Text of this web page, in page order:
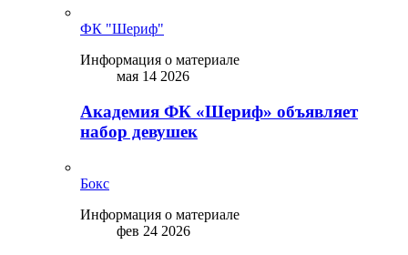
ФК "Шериф"
Информация о материале
мая 14 2026
Академия ФК «Шериф» объявляет
набор девушек
Бокс
Информация о материале
фев 24 2026